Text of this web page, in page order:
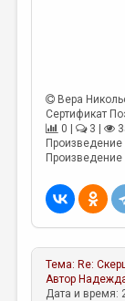
Вера
Сертификат
0 |
3 |
Произведение
Произведение
Тема: Re:
Автор
Дата и время: